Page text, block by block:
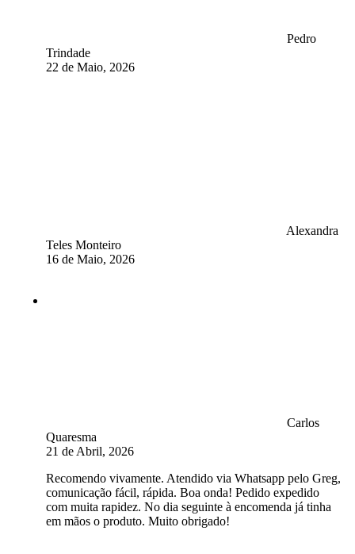
Pedro
Trindade
22 de Maio, 2026
Alexandra
Teles Monteiro
16 de Maio, 2026
Carlos
Quaresma
21 de Abril, 2026
Recomendo vivamente. Atendido via Whatsapp pelo Greg,
comunicação fácil, rápida. Boa onda! Pedido expedido
com muita rapidez. No dia seguinte à encomenda já tinha
em mãos o produto. Muito obrigado!